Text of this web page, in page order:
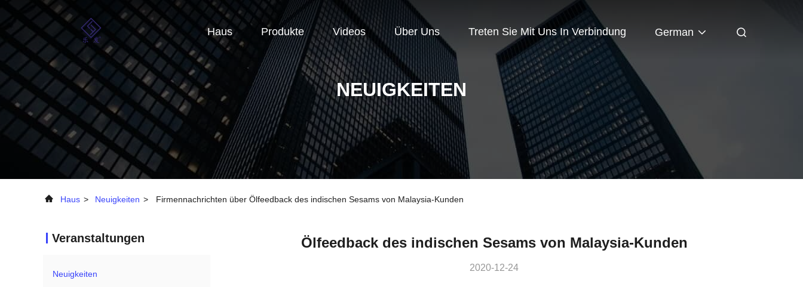
Haus Produkte Videos Über Uns Treten Sie Mit Uns In Verbindung German
NEUIGKEITEN
Haus > Neuigkeiten > Firmennachrichten über Ölfeedback des indischen Sesams von Malaysia-Kunden
Veranstaltungen
Neuigkeiten
Ölfeedback des indischen Sesams von Malaysia-Kunden
2020-12-24